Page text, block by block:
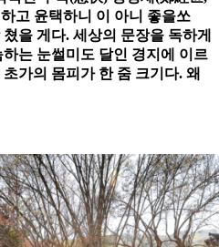
고 윤택하니 이 아니 좋을쏘
을 게다. 세상의 문장을 독하게
는 눈썰미도 달인 경지에 이르
가의 몸피가 한 줌 크기다. 왜